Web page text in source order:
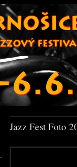
Jazz Fest Foto